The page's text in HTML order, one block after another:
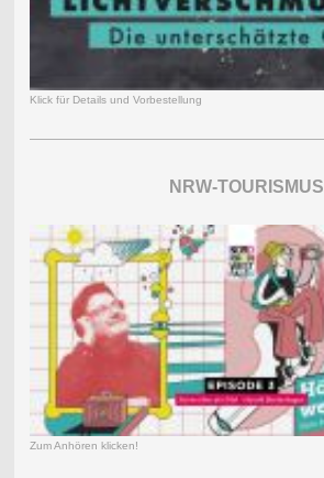
Klick für Details und Vorbestellung
NRW-TOURISMUS
Zum Anhören klicken!